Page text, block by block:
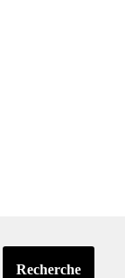
Recherche